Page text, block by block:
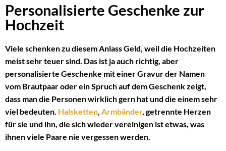
Personalisierte Geschenke zur
Hochzeit
Viele schenken zu diesem Anlass Geld, weil die Hochzeiten
meist sehr teuer sind. Das ist ja auch richtig, aber
personalisierte Geschenke mit einer Gravur der Namen
vom Brautpaar oder ein Spruch auf dem Geschenk zeigt,
dass man die Personen wirklich gern hat und die einem sehr
viel bedeuten. Halsketten Armbänder, getrennte Herzen
für sie und ihn, die sich wieder vereinigen ist etwas, was
ihnen viele Paare nie vergessen werden.